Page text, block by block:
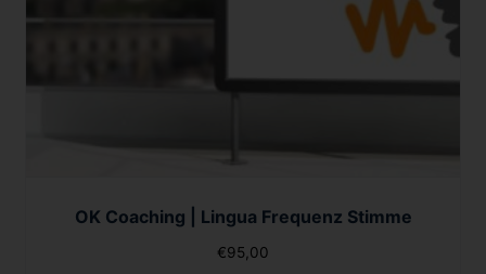
OK Coaching | Lingua Frequenz Stimme
€95,00